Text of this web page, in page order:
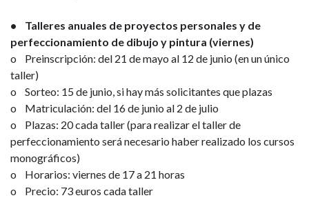
• Talleres anuales de proyectos personales y de
perfeccionamiento de dibujo y pintura (viernes)
o Preinscripción: del 21 de mayo al 12 de junio (en un único
taller)
o Sorteo: 15 de junio, si hay más solicitantes que plazas
o Matriculación: del 16 de junio al 2 de julio
o Plazas: 20 cada taller (para realizar el taller de
perfeccionamiento será necesario haber realizado los cursos
monográficos)
o Horarios: viernes de 17 a 21 horas
o Precio: 73 euros cada taller